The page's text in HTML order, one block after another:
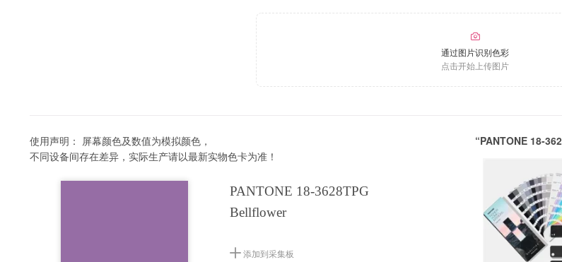
通过图片识别色彩
点击开始上传图片
使用声明： 屏幕颜色及数值为模拟颜色，
不同设备间存在差异，实际生产请以最新实物色卡为准！
PANTONE 18-3628TPG
Bellflower
添加到采集板
“PANTONE 18-